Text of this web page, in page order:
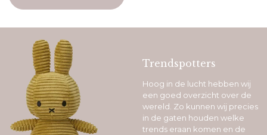
Trendspotters
Hoog in de lucht hebben wij
een goed overzicht over de
wereld. Zo kunnen wij precies
in de gaten houden welke
trends eraan komen en de